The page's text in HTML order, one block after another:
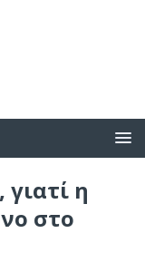
η
στο